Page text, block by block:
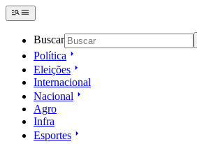
Buscar
Política
Eleições
Internacional
Nacional
Agro
Infra
Esportes